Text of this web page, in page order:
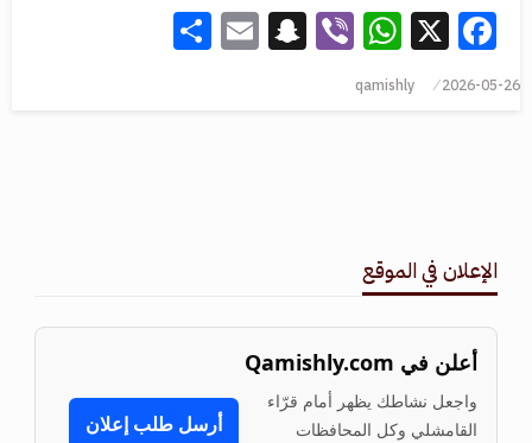
Facebook
X
WhatsApp
Viber
Snapchat
Email
2026-05-26
qamishly
الإعلان في الموقع
أعلن في Qamishly.com
واجعل نشاطك يظهر أمام قرّاء
القامشلي وكل المحافظات
أرسل طلب إعلان